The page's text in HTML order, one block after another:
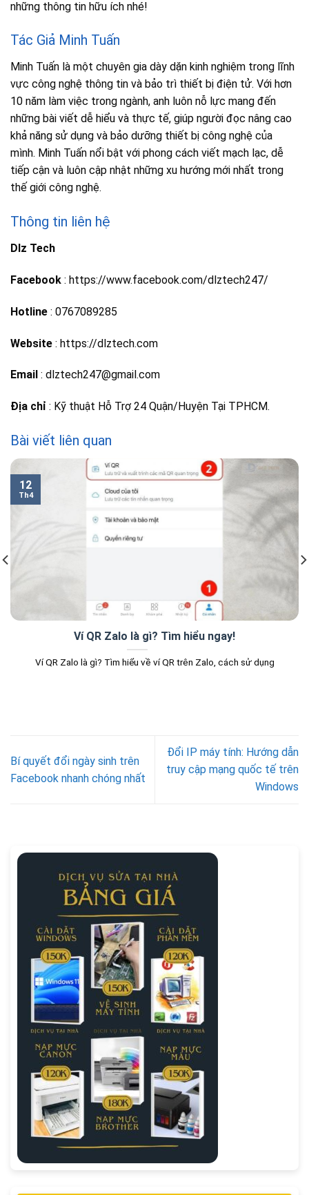
những thông tin hữu ích nhé!
Tác Giả Minh Tuấn
Minh Tuấn là một chuyên gia dày dặn kinh nghiệm trong lĩnh
vực công nghệ thông tin và bảo trì thiết bị điện tử. Với hơn
10 năm làm việc trong ngành, anh luôn nỗ lực mang đến
những bài viết dễ hiểu và thực tế, giúp người đọc nâng cao
khả năng sử dụng và bảo dưỡng thiết bị công nghệ của
mình. Minh Tuấn nổi bật với phong cách viết mạch lạc, dễ
tiếp cận và luôn cập nhật những xu hướng mới nhất trong
thế giới công nghệ.
Thông tin liên hệ
Dlz Tech
Facebook : https://www.facebook.com/dlztech247/
Hotline : 0767089285
Website : https://dlztech.com
Email : dlztech247@gmail.com
Địa chỉ : Kỹ thuật Hỗ Trợ 24 Quận/Huyện Tại TPHCM.
Bài viết liên quan
Ví QR Zalo là gì? Tìm hiểu ngay!
Ví QR Zalo là gì? Tìm hiểu về ví QR trên Zalo, cách sử dụng
12
Th4
Bí quyết đổi ngày sinh trên
Facebook nhanh chóng nhất
Đổi IP máy tính: Hướng dẫn
truy cập mạng quốc tế trên
Windows